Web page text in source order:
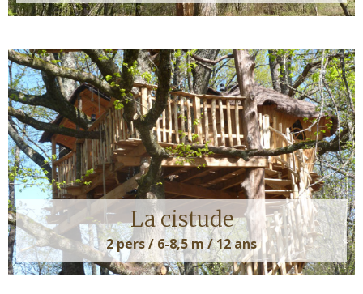
La cistude
2 pers / 6-8,5 m / 12 ans